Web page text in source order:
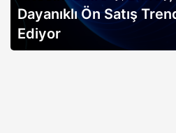
Dayanıklı Ön Satış
Ediyor